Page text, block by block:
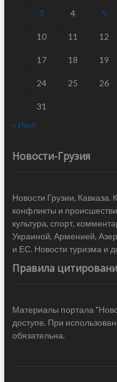
3 4 5
10 11 12
17 18 19
24 25 26
31
« Июл
Новости-Грузия
Новости Грузии,
конфликты и
культура, спорт,
Украиной, Арменией,
и ЕС. Новости туризма и
Правила
Материалы портала
доступе. При
обязательна.